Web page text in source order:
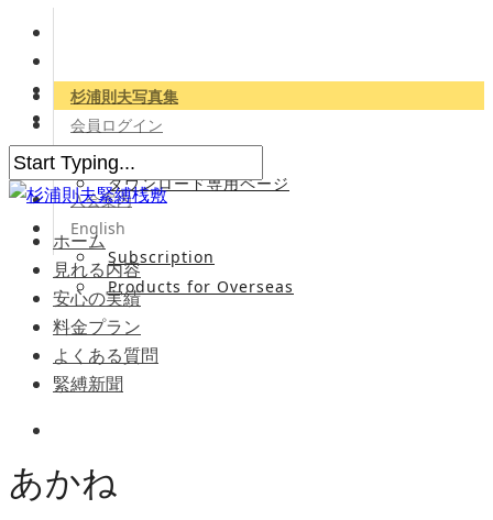
杉浦則夫写真集
会員ログイン
会員専用サイト
ダウンロード専用ページ
入会案内
English
Subscription
Products for Overseas
ホーム
見れる内容
安心の実績
料金プラン
よくある質問
緊縛新聞
あかね